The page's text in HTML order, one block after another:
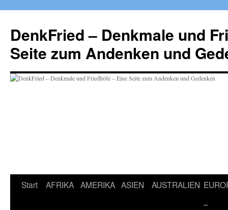
springen
DenkFried – Denkmale und
Seite zum Andenken und
Start AFRIKA AMERIKA ASIEN AUSTRALIEN
–